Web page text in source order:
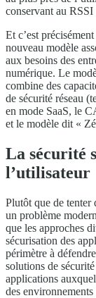
conservant au RSSI
Et c’est
nouveau modèle
aux besoins des
numérique. Le
combine des
de sécurité réseau
en mode SaaS, le
et le modèle dit «
La sécurité
l’utilisateur
Plutôt que de tenter
un problème
que les approches
sécurisation des
périmètre à
solutions de
applications
des